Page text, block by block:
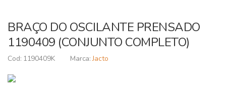
BRAÇO DO OSCILANTE PRENSADO
1190409 (CONJUNTO COMPLETO)
1190409K Jacto